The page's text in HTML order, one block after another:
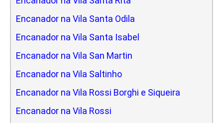
Encanador na Vila Santa Odila
Encanador na Vila Santa Isabel
Encanador na Vila San Martin
Encanador na Vila Saltinho
Encanador na Vila Rossi Borghi e Siqueira
Encanador na Vila Rossi